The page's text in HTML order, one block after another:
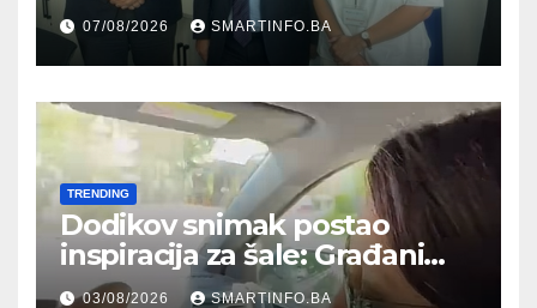
Hercegovine ambasadoru
Njemačke
07/08/2026 SMARTINFO.BA
TRENDING
Dodikov snimak postao
inspiracija za šale: Građani
kroz parodiju poslali poruku
03/08/2026 SMARTINFO.BA